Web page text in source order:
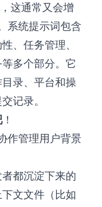
这通常又会增
系统提示词包含
、任务管理、
多个部分。它
录、平台和操
记录。
！
作管理用户背景
都沉淀下来的
文文件（比如